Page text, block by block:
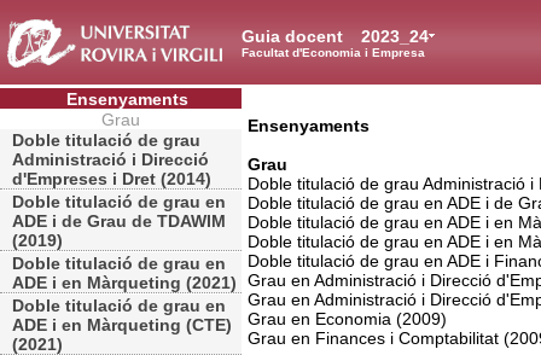
2023_24
Guia docent
Facultat d'Economia i Empresa
Ensenyaments
Grau
Doble titulació de grau
Administració i Direcció
d'Empreses i Dret (2014)
Doble titulació de grau en
ADE i de Grau de TDAWIM
(2019)
Doble titulació de grau en
ADE i en Màrqueting (2021)
Doble titulació de grau en
ADE i en Màrqueting (CTE)
(2021)
Ensenyaments
Grau
Doble titulació de grau Administració
Doble titulació de grau en ADE i de
Doble titulació de grau en ADE i en
Doble titulació de grau en ADE i en
Doble titulació de grau en ADE i
Grau en Administració i Direcció
Grau en Administració i Direcció
Grau en Economia (2009)
Grau en Finances i Comptabilitat